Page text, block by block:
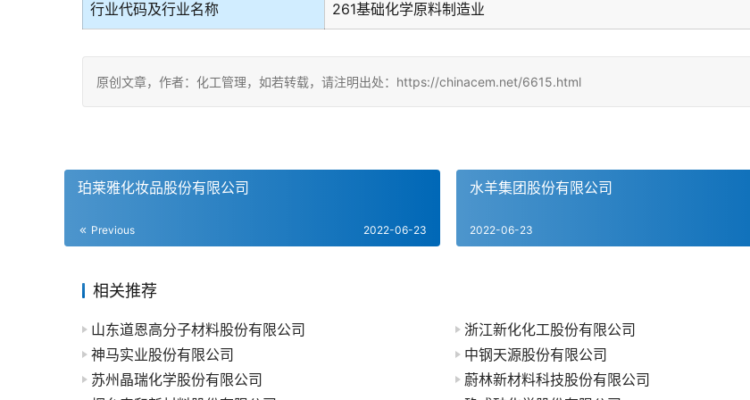
行业代码及行业名称 261基础化学原料制造业
原创文章，作者：化工管理，如若转载，请注明出处：https://chinacem.net/6615.html
珀莱雅化妆品股份有限公司
Previous 2022-06-23
水羊集团股份有限公司
2022-06-23
相关推荐
山东道恩高分子材料股份有限公司
浙江新化化工股份有限公司
神马实业股份有限公司
中钢天源股份有限公司
苏州晶瑞化学股份有限公司
蔚林新材料科技股份有限公司